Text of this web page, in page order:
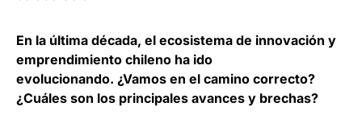
En la última década, el ecosistema de innovación y
emprendimiento chileno ha ido
evolucionando. ¿Vamos en el camino correcto?
¿Cuáles son los principales avances y brechas?